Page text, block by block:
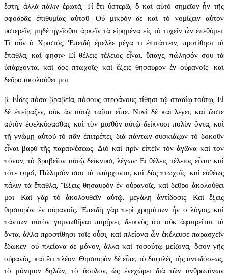
ἔστη, ἀλλὰ πάλιν ἐρωτᾷ, Τί ἔτι ὑστερῶ; ὃ καὶ αὐτὸ σημεῖον ἦν τῆς
σφοδρᾶς ἐπιθυμίας αὐτοῦ. Οὐ μικρὸν δὲ καὶ τὸ νομίζειν αὐτὸν
ὑστερεῖν, μηδὲ ἡγεῖσθαι ἀρκεῖν τὰ εἰρημένα εἰς τὸ τυχεῖν ὧν ἐπεθύμει.
Τί οὖν ὁ Χριστός; Ἐπειδὴ ἔμελλε μέγα τι ἐπιτάττειν, προτίθησι τὰ
ἔπαθλα, καί φησιν· Εἰ θέλεις τέλειος εἶναι, ὕπαγε, πώλησόν σου τὰ
ὑπάρχοντα, καὶ δὸς πτωχοῖς· καὶ ἕξεις θησαυρὸν ἐν οὐρανοῖς· καὶ
δεῦρο ἀκολούθει μοι.
β. Εἶδες πόσα βραβεῖα, πόσους στεφάνους τίθησι τῷ σταδίῳ τούτῳ; Εἰ
δὲ ἐπείραζεν, οὐκ ἂν αὐτῷ ταῦτα εἶπε. Νυνὶ δὲ καὶ λέγει, καὶ ὥστε
αὐτὸν ἐφελκύσασθαι, καὶ τὸν μισθὸν αὐτῷ δείκνυσι πολὺν ὄντα, καὶ
τῇ γνώμῃ αὐτοῦ τὸ πᾶν ἐπιτρέπει, διὰ πάντων συσκιάζων τὸ δοκοῦν
εἶναι βαρὺ τῆς παραινέσεως. Διὸ καὶ πρὶν εἰπεῖν τὸν ἀγῶνα καὶ τὸν
πόνον, τὸ βραβεῖον αὐτῷ δείκνυσι, λέγων· Εἰ θέλεις τέλειος εἶναι· καὶ
τότε φησὶ, Πώλησόν σου τὰ ὑπάρχοντα, καὶ δὸς πτωχοῖς· καὶ εὐθέως
πάλιν τὰ ἔπαθλα, Ἕξεις θησαυρὸν ἐν οὐρανοῖς, καὶ δεῦρο ἀκολούθει
μοι. Καὶ γὰρ τὸ ἀκολουθεῖν αὐτῷ, μεγάλη ἀντίδοσις. Καὶ ἕξεις
θησαυρὸν ἐν οὐρανοῖς. Ἐπειδὴ γὰρ περὶ χρημάτων ἦν ὁ λόγος, καὶ
πάντων αὐτὸν γυμνωθῆναι παρῄνει, δεικνὺς ὅτι οὐκ ἀφαιρεῖται τὰ
ὄντα, ἀλλὰ προστίθησι τοῖς οὖσι, καὶ πλείονα ὧν ἐκέλευσε παρασχεῖν
ἔδωκεν· οὐ πλείονα δὲ μόνον, ἀλλὰ καὶ τοσούτῳ μείζονα, ὅσον γῆς
οὐρανὸς, καὶ ἔτι πλέον. Θησαυρὸν δὲ εἶπε, τὸ δαψιλὲς τῆς ἀντιδόσεως,
τὸ μόνιμον δηλῶν, τὸ ἄσυλον, ὡς ἐνεχώρει διὰ τῶν ἀνθρωπίνων